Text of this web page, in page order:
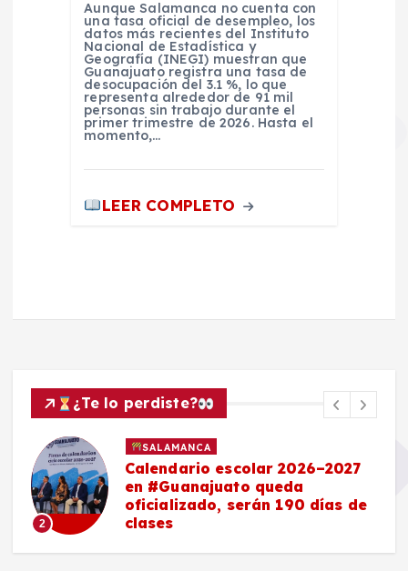
Aunque Salamanca no cuenta con
una tasa oficial de desempleo, los
datos más recientes del Instituto
Nacional de Estadística y
Geografía (INEGI) muestran que
Guanajuato registra una tasa de
desocupación del 3.1 %, lo que
representa alrededor de 91 mil
personas sin trabajo durante el
primer trimestre de 2026. Hasta el
momento,…
LEER COMPLETO
¿Te lo perdiste?
2
SALAMANCA
Calendario escolar 2026–2027
en #Guanajuato queda
oficializado, serán 190 días de
clases